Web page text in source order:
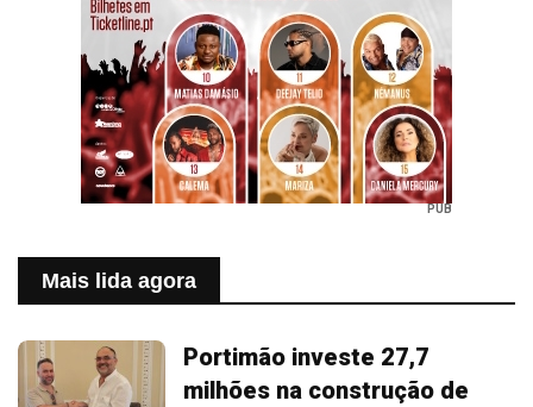
PUB
Mais lida agora
Portimão investe 27,7
milhões na construção de